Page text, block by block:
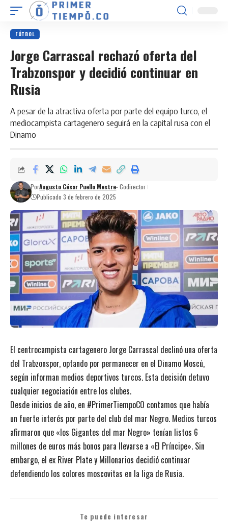
FÚTBOL
Jorge Carrascal rechazó oferta del
Trabzonspor y decidió continuar en
Rusia
A pesar de la atractiva oferta por parte del equipo turco, el
mediocampista cartagenero seguirá en la capital rusa con el
Dinamo
PorAugusto César Puello Mestre- Codirector
Publicado 3 de febrero de 2025
El centrocampista cartagenero Jorge Carrascal declinó una oferta
del Trabzonspor, optando por permanecer en el Dinamo Moscú,
según informan medios deportivos turcos. Esta decisión detuvo
cualquier negociación entre los clubes.
Desde inicios de año, en #PrimerTiempoCO contamos que había
un fuerte interés por parte del club del mar Negro. Medios turcos
afirmaron que «los Gigantes del mar Negro» tenían listos 6
millones de euros más bonos para llevarse a «El Príncipe». Sin
embargo, el ex River Plate y Millonarios decidió continuar
defendiendo los colores moscovitas en la liga de Rusia.
Te puede interesar